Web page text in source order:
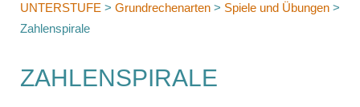
UNTERSTUFE > Grundrechenarten > Spiele und Übungen >
Zahlenspirale
ZAHLENSPIRALE